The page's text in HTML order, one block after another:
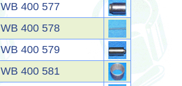
WB 400 577
WB 400 578
WB 400 579
WB 400 581